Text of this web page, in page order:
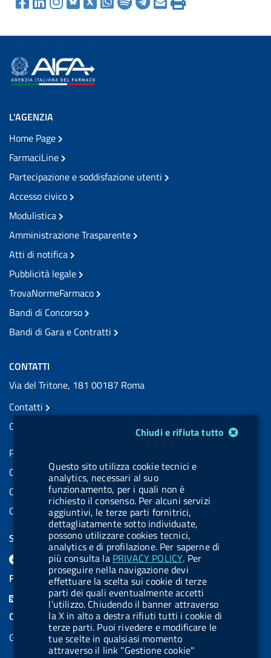
Chiudi e rifiuta tutto
Questo sito utilizza cookie tecnici e
analytics, necessari al suo
funzionamento, per i quali non è
richiesto il consenso. Per alcuni servizi
aggiuntivi, le terze parti fornitrici,
dettagliatamente sotto individuate,
possono utilizzare cookies tecnici,
analytics e di profilazione. Per saperne di
più consulta la PRIVACY POLICY. Per
proseguire nella navigazione devi
effettuare la scelta sui cookie di terze
parti dei quali eventualmente accetti
l’utilizzo. Chiudendo il banner attraverso
la X in alto a destra rifiuti tutti i cookie di
terze parti. Puoi rivedere e modificare le
tue scelte in qualsiasi momento
attraverso il link "Gestione cookie"
L'AGENZIA
Home Page
FarmaciLine
Partecipazione e soddisfazione utenti
Accesso civico
Modulistica
Amministrazione Trasparente
Atti di notifica
Pubblicità legale
TrovaNormeFarmaco
Bandi di Concorso
Bandi di Gara e Contratti
CONTATTI
Via del Tritone, 181 00187 Roma
Contatti
Contatti PEC
Partita IVA: 08703841000
Codice Fiscale: 97345810580
Codice IPA AIFA: aifa_rm
Codice IPA UCB: UFE1TR
SEGUICI SU
l
a
b
e
l
.
X
B
l
u
e
s
k
Y
o
u
t
u
b
l
a
b
e
l
.
FEED RSS
COOKIES
Gestione cookie